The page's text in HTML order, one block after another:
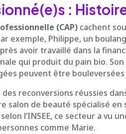
:
(CAP) cachent
exemple, Philippe, un
avoir travaillé dans la
qui produit du pain bio.
peuvent être
reconversions réussies
salon de beauté spécialisé en
l’INSEE, ce secteur a vu
comme Marie.